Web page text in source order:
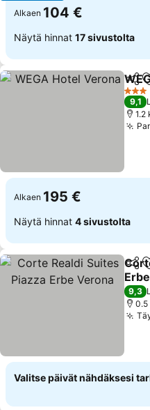
Alkaen 104 €
Näytä hinnat 17 sivustolta
Jaa
3
9,1
1.2
Alkaen 195 €
Näytä hinnat 4 sivustolta
Jaa
9,3
0.5
Valitse päivät nähdäksesi